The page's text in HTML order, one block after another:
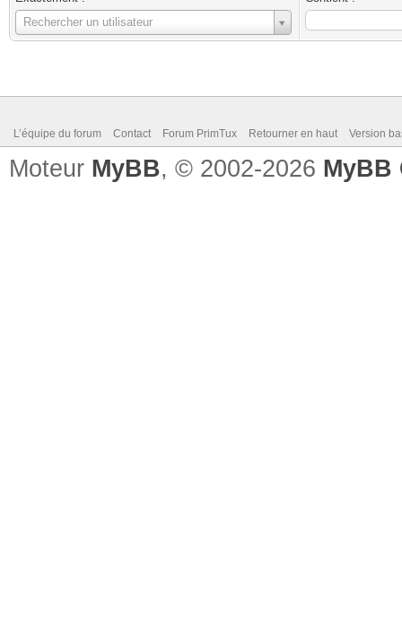
Rechercher un utilisateur
Utilisateur
L’équipe du forum Contact Forum PrimTux Retourner en haut Version
Moteur MyBB, © 2002-2026 MyBB